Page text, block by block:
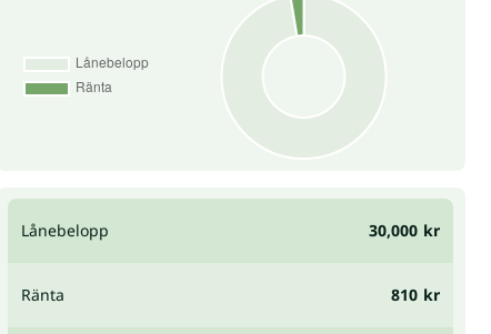
Lånebelopp 30,000 kr
Ränta 810 kr